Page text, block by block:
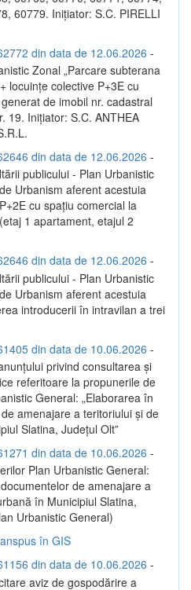
60779. Inițiator: S.C. PIRELLI
din data de 12.06.2026 -
Zonal „Parcare subterana
locuințe colective P+3E cu
de imobil nr. cadastral
19. Inițiator: S.C. ANTHEA
din data de 12.06.2026 -
publicului - Plan Urbanistic
Urbanism aferent acestuia
cu spațiu comercial la
1 apartament, etajul 2
din data de 12.06.2026 -
publicului - Plan Urbanistic
Urbanism aferent acestuia
introducerii în intravilan a trei
din data de 10.06.2026 -
privind consultarea și
referitoare la propunerile de
General: „Elaborarea în
amenajare a teritoriului și de
Slatina, Județul Olt”
din data de 10.06.2026 -
Plan Urbanistic General:
de amenajare a
în Municipiul Slatina,
Urbanistic General)
în GIS
din data de 10.06.2026 -
aviz de gospodărire a